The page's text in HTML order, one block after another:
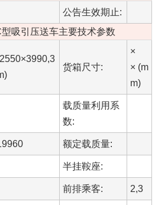
公告生效期止:
吸引压送车主要技术参数
货箱尺寸:
×
× (m
m)
载质量利用系
数:
额定载质量:
半挂鞍座:
前排乘客: 2,3